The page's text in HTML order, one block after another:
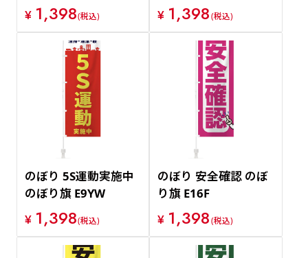
¥ 1,398(税込)
¥ 1,398(税込)
のぼり 5S運動実施中
のぼり旗 E9YW
¥ 1,398(税込)
のぼり 安全確認 のぼ
り旗 E16F
¥ 1,398(税込)